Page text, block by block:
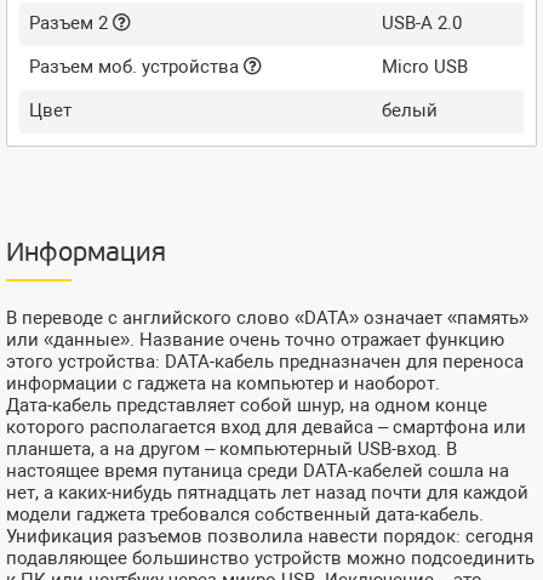
Разъем 2
USB-A 2.0
Разъем моб. устройства
Micro USB
Цвет
белый
Информация
В переводе с английского слово «DATA» означает «память»
или «данные». Название очень точно отражает функцию
этого устройства: DATA-кабель предназначен для переноса
информации с гаджета на компьютер и наоборот.
Дата-кабель представляет собой шнур, на одном конце
которого располагается вход для девайса – смартфона или
планшета, а на другом – компьютерный USB-вход. В
настоящее время путаница среди DATA-кабелей сошла на
нет, а каких-нибудь пятнадцать лет назад почти для каждой
модели гаджета требовался собственный дата-кабель.
Унификация разъемов позволила навести порядок: сегодня
подавляющее большинство устройств можно подсоединить